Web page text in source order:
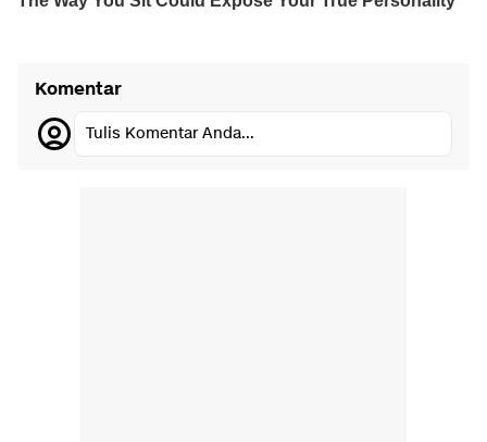
Komentar
Tulis Komentar Anda...